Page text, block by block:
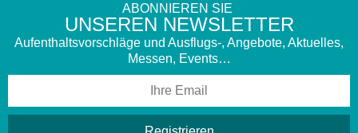
ABONNIEREN SIE
UNSEREN NEWSLETTER
Aufenthaltsvorschläge und Ausflugs-, Angebote, Aktuelles,
Messen, Events…